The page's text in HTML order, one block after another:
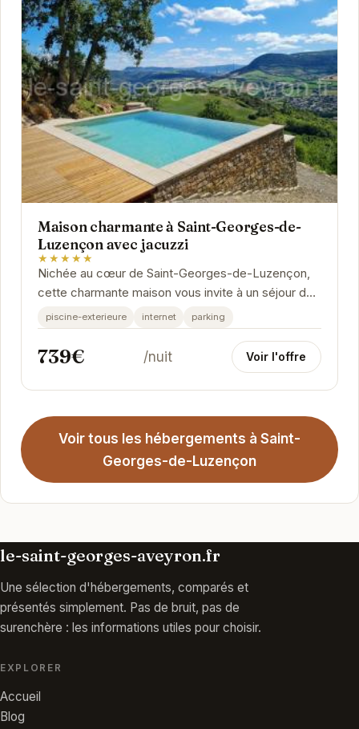
Maison charmante à Saint-Georges-de-
Luzençon avec jacuzzi
★★★★★
Nichée au cœur de Saint-Georges-de-Luzençon,
cette charmante maison vous invite à un séjour de
détente et de découverte. Son jacuzzi privé...
piscine-exterieure internet parking
739€ /nuit Voir l'offre
Voir tous les hébergements à Saint-
Georges-de-Luzençon
le-saint-georges-aveyron.fr
Une sélection d'hébergements, comparés et
présentés simplement. Pas de bruit, pas de
surenchère : les informations utiles pour choisir.
EXPLORER
Accueil
Blog